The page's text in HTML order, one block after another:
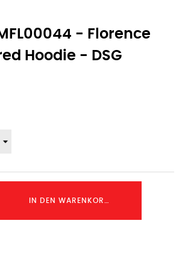
- Florence
Hoodie - DSG
IN DEN WARENKORB LEGEN